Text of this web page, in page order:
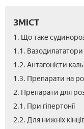
ЗМІСТ
1. Що таке
1.1. Вазодилататори
1.2. Антагоністи
1.3. Препарати на
2. Препарати для
2.1. При гіпертонії
2.2. Для нижніх